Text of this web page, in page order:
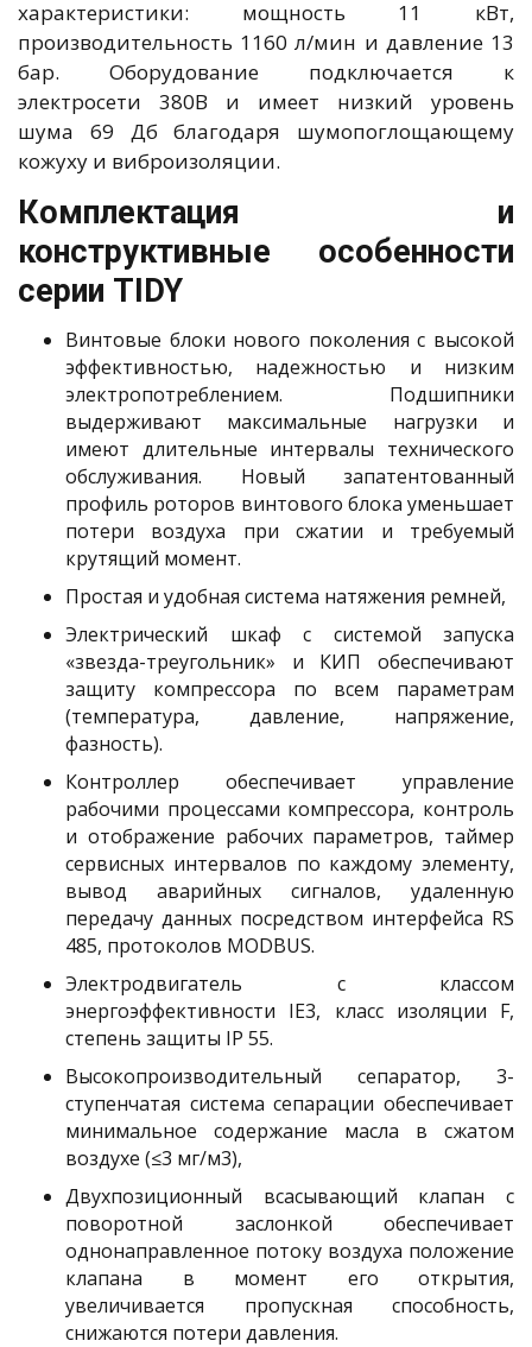
характеристики: мощность 11 кВт,
производительность 1160 л/мин и давление 13
бар. Оборудование подключается к
электросети 380В и имеет низкий уровень
шума 69 Дб благодаря шумопоглощающему
кожуху и виброизоляции.
Комплектация и
конструктивные особенности
серии TIDY
Винтовые блоки нового поколения с высокой
эффективностью, надежностью и низким
электропотреблением. Подшипники
выдерживают максимальные нагрузки и
имеют длительные интервалы технического
обслуживания. Новый запатентованный
профиль роторов винтового блока уменьшает
потери воздуха при сжатии и требуемый
крутящий момент.
Простая и удобная система натяжения ремней,
Электрический шкаф с системой запуска
«звезда-треугольник» и КИП обеспечивают
защиту компрессора по всем параметрам
(температура, давление, напряжение,
фазность).
Контроллер обеспечивает управление
рабочими процессами компрессора, контроль
и отображение рабочих параметров, таймер
сервисных интервалов по каждому элементу,
вывод аварийных сигналов, удаленную
передачу данных посредством интерфейса RS
485, протоколов MODBUS.
Электродвигатель с классом
энергоэффективности IE3, класс изоляции F,
степень защиты IP 55.
Высокопроизводительный сепаратор, 3-
ступенчатая система сепарации обеспечивает
минимальное содержание масла в сжатом
воздухе (≤3 мг/м3),
Двухпозиционный всасывающий клапан с
поворотной заслонкой обеспечивает
однонаправленное потоку воздуха положение
клапана в момент его открытия,
увеличивается пропускная способность,
снижаются потери давления.